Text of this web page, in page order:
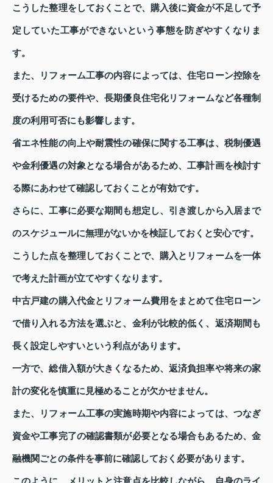
こうした整理をしておくことで、購入後に資金が不足して予
定していた工事ができないという事態を防ぎやすくなりま
す。
また、リフォーム工事の内容によっては、住宅ローン控除を
受けるための要件や、長期優良住宅化リフォームなど各種制
度の利用可否にも影響します。
省エネ性能の向上や耐震性の確保に関する工事は、税制優遇
や金利優遇の対象となる場合があるため、工事計画を検討す
る際にあわせて確認しておくことが有効です。
さらに、工事に必要な期間も想定し、引き渡しから入居まで
のスケジュールに無理がないかを検証しておくと安心です。
こうした点を整理しておくことで、購入とリフォームを一体
で考えた計画が立てやすくなります。
中古戸建の購入代金とリフォーム費用をまとめて住宅ローン
で借り入れる方法を選ぶと、金利が比較的低く、返済期間も
長く設定しやすいという利点があります。
一方で、総借入額が大きくなるため、返済負担率や将来の家
計の変化を慎重に見極めることが欠かせません。
また、リフォーム工事の実施時期や内容によっては、つなぎ
資金や工事完了の確認書類が必要となる場合もあるため、金
融機関ごとの条件を事前に確認しておく必要があります。